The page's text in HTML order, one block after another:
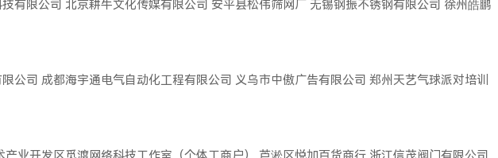
有限公司 北京耕牛文化传媒有限公司 安平县松伟筛网厂 无锡钢振不锈钢有限公司 徐州皓鹏
公司 成都海宇通电气自动化工程有限公司 义乌市中傲广告有限公司 郑州天艺气球派对培训